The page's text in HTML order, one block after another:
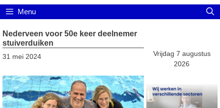
Menu
Nederveen voor 50e keer deelnemer
stuiverduiken
31 mei 2024
Vrijdag 7 augustus
2026